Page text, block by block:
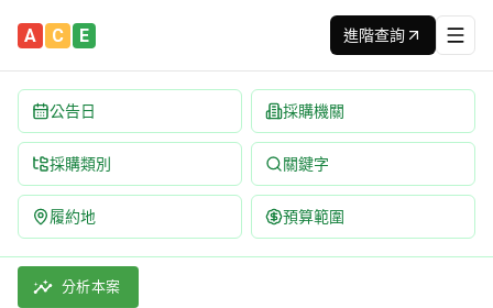
A C E 進階查詢
公告日 採購機關
採購類別 關鍵字
履約地 預算範圍
大湖鄉百壽段609、604等地號國有土地邊坡治理工程 招標
採購類別：工程類 其他土木工程 | 招標方式：公開招標 |
分析本案